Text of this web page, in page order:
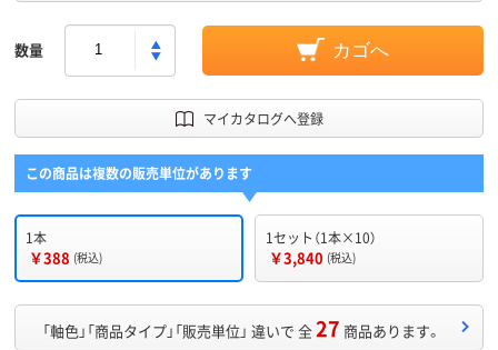
数量 カゴへ
マイカタログへ登録
この商品は複数の販売単位があります
1本
￥388 (税込)
1セット（1本×10）
￥3,840 (税込)
「軸色」「商品タイプ」「販売単位」 違いで 全27 商品あります。